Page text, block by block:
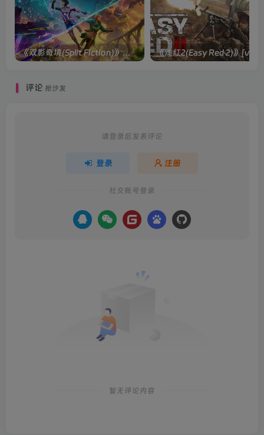
《双影奇境(Split Fiction)》单机版/联机版[v1.0 单机版/联机版]
评论 抢沙发
请登录后发表评论
登录 注册
社交账号登录
暂无评论内容